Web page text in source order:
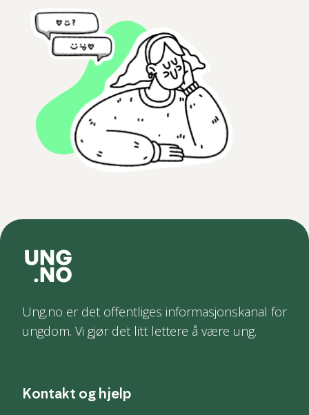
Ung.no er det offentliges informasjonskanal for
ungdom. Vi gjør det litt lettere å være ung.
Kontakt og hjelp